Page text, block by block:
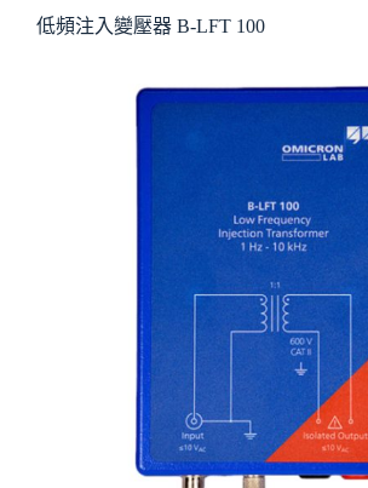
低頻注入變壓器 B-LFT 100